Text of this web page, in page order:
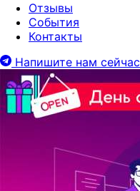
Отзывы
События
Контакты
Напишите нам сейчас